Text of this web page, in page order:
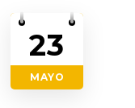
23
MAYO